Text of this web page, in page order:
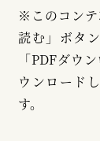
※このコンテ
読む」ボタ
「PDFダウ
ウンロード
す。